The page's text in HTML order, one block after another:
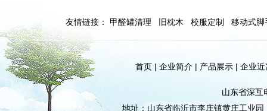
友情链接： 甲醛罐清理 旧枕木 校服定制 移动式脚
首页| 企业简介| 产品展示| 企业近
山东省深互
地址：山东省临沂市李庄镇黄庄工业